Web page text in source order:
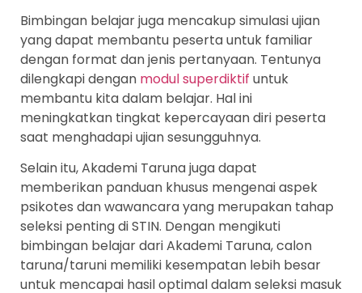
Bimbingan belajar juga mencakup simulasi ujian
yang dapat membantu peserta untuk familiar
dengan format dan jenis pertanyaan. Tentunya
dilengkapi dengan modul superdiktif untuk
membantu kita dalam belajar. Hal ini
meningkatkan tingkat kepercayaan diri peserta
saat menghadapi ujian sesungguhnya.
Selain itu, Akademi Taruna juga dapat
memberikan panduan khusus mengenai aspek
psikotes dan wawancara yang merupakan tahap
seleksi penting di STIN. Dengan mengikuti
bimbingan belajar dari Akademi Taruna, calon
taruna/taruni memiliki kesempatan lebih besar
untuk mencapai hasil optimal dalam seleksi masuk